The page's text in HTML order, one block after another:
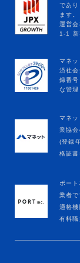
マネ
業協会
(登録
格証
ポー
業者で
適格
有料